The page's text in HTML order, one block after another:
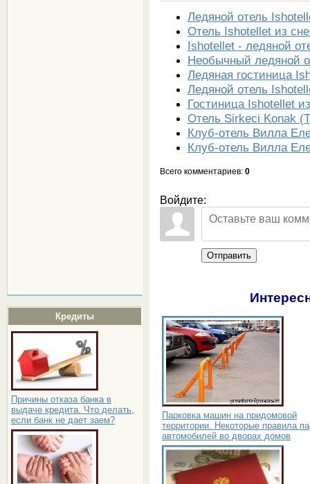
Кредиты
Причины отказа банка в
выдаче кредита. Что делать,
если банк не дает заем?
Ледяной отель
Отель Ishotellet из
Ishotellet - ледяной
Необычный ледяной
Ледяная гостиница
Ледяной отель
Гостиница Ishotellet
Отель Sirkeci Konak
Клуб-отель Вилла
Клуб-отель Вилла
Всего комментариев: 0
Войдите:
Отправить
Парковка машин на придомовой
территории. Некоторые правила
автомобилей во дворах домов